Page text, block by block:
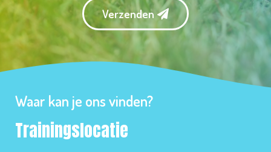
Verzenden
Waar kan je ons vinden?
Trainingslocatie